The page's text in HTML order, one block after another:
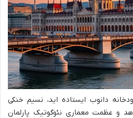
دانوب ایستاده اید، نسیم خنکی
و عظمت معماری نئوگوتیک پارلمان